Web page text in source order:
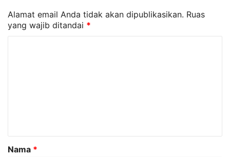
Alamat email Anda tidak akan dipublikasikan. Ruas
yang wajib ditandai *
a
r
Nama *